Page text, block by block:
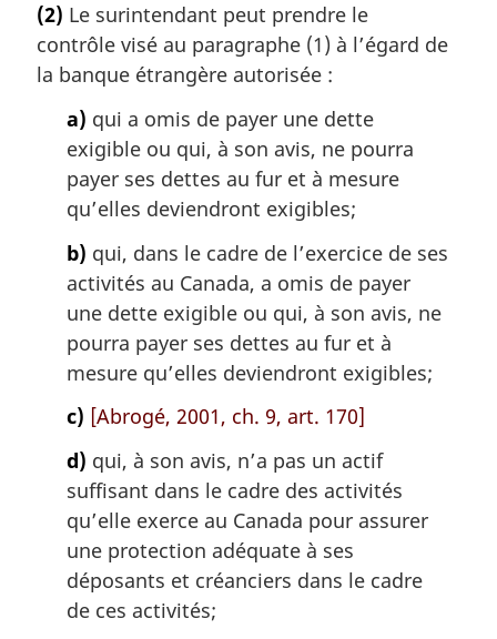
t
e
m
(2) Le surintendant peut prendre le
contrôle visé au paragraphe (1) à l’égard de
la banque étrangère autorisée :
a) qui a omis de payer une dette
exigible ou qui, à son avis, ne pourra
payer ses dettes au fur et à mesure
qu’elles deviendront exigibles;
b) qui, dans le cadre de l’exercice de ses
activités au Canada, a omis de payer
une dette exigible ou qui, à son avis, ne
pourra payer ses dettes au fur et à
mesure qu’elles deviendront exigibles;
c) [Abrogé, 2001, ch. 9, art. 170]
d) qui, à son avis, n’a pas un actif
suffisant dans le cadre des activités
qu’elle exerce au Canada pour assurer
une protection adéquate à ses
déposants et créanciers dans le cadre
de ces activités;